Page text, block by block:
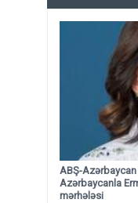
ABŞ-
Azərbaycanla
mərhələsi